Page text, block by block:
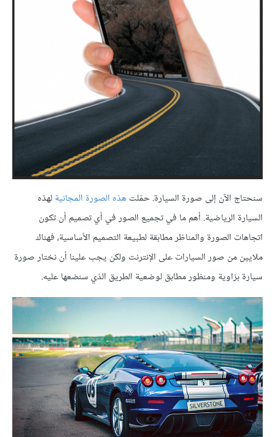
سنحتاج الآن إلى صورة السيارة. حمّلتهذه الصورة المجانيةلهذه
السيارة الرياضية. أهم ما في تجميع الصور في أي تصميم أن تكون
اتجاهات الصورة والمناظر مطابقة لطبيعة التصميم الأساسية، فهناك
ملايين من صور السيارات على الإنترنت ولكن يجب علينا أن نختار صورة
سيارة بزاوية ومنظور مطابق لوضعية الطريق الذي سنضعها عليه.